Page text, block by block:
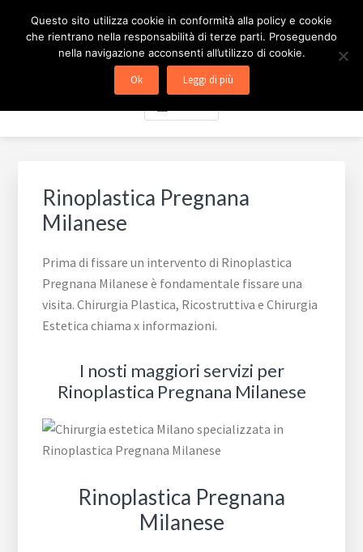
CHIRURGIA ESTETICA
MILANO
Rinoplastica Pregnana
Milanese
Prima di fissare un intervento di Rinoplastica
Pregnana Milanese è fondamentale fissare una
visita. Chirurgia Plastica, Ricostruttiva e Chirurgia
Estetica chiama x informazioni.
I nosti maggiori servizi per
Rinoplastica Pregnana Milanese
Rinoplastica Pregnana
Milanese
Questo sito utilizza cookie in conformità alla policy e cookie
che rientrano nella responsabilità di terze parti. Proseguendo
nella navigazione acconsenti all’utilizzo di cookie.
Ok Leggi di più